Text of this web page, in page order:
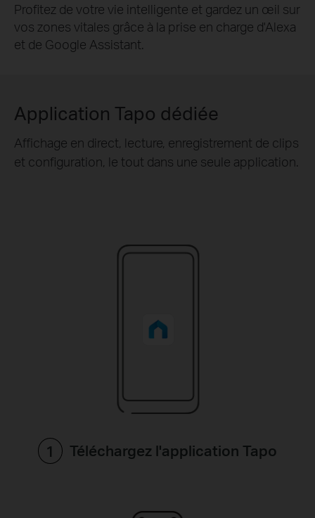
Profitez de votre vie intelligente et gardez un œil sur
vos zones vitales grâce à la prise en charge d'Alexa
et de Google Assistant.
Application Tapo dédiée
Affichage en direct, lecture, enregistrement de clips
et configuration, le tout dans une seule application.
Téléchargez l'application Tapo